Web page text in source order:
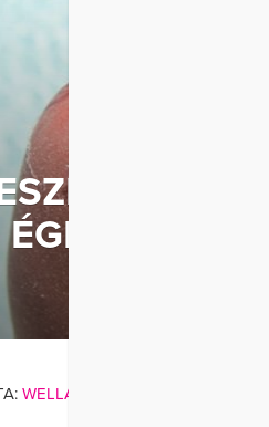
ÉGETIK
WELLANDFIT